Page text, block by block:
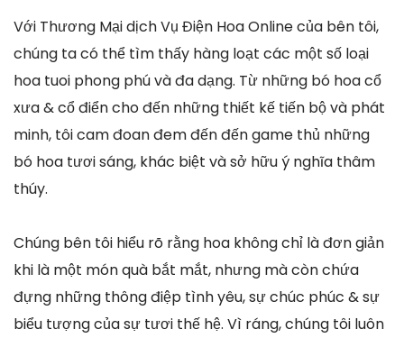
Với Thương Mại dịch Vụ Điện Hoa Online của bên tôi,
chúng ta có thể tìm thấy hàng loạt các một số loại
hoa tuoi phong phú và đa dạng. Từ những bó hoa cổ
xưa & cổ điển cho đến những thiết kế tiến bộ và phát
minh, tôi cam đoan đem đến đến game thủ những
bó hoa tươi sáng, khác biệt và sở hữu ý nghĩa thâm
thúy.
Chúng bên tôi hiểu rõ rằng hoa không chỉ là đơn giản
khi là một món quà bắt mắt, nhưng mà còn chứa
đựng những thông điệp tình yêu, sự chúc phúc & sự
biểu tượng của sự tươi thế hệ. Vì ráng, chúng tôi luôn